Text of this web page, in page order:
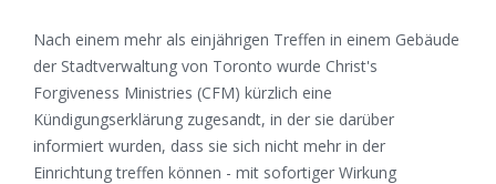
Nach einem mehr als einjährigen Treffen in einem Gebäude
der Stadtverwaltung von Toronto wurde Christ's
Forgiveness Ministries (CFM) kürzlich eine
Kündigungserklärung zugesandt, in der sie darüber
informiert wurden, dass sie sich nicht mehr in der
Einrichtung treffen können - mit sofortiger Wirkung